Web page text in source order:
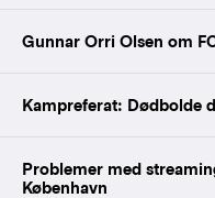
Gunnar Orri Olsen om
Kampreferat: Dødbolde
Problemer med
København